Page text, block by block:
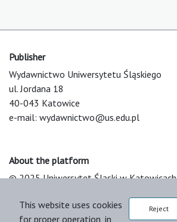
Publisher
Wydawnictwo Uniwersytetu Śląskiego
ul. Jordana 18
40-043 Katowice
e-mail: wydawnictwo@us.edu.pl
About the platform
© 2025 Uniwersytet Śląski w Katowicach
Platform & Workflow by OJS/PKP
This website uses cookies
for proper operation, in
Reject